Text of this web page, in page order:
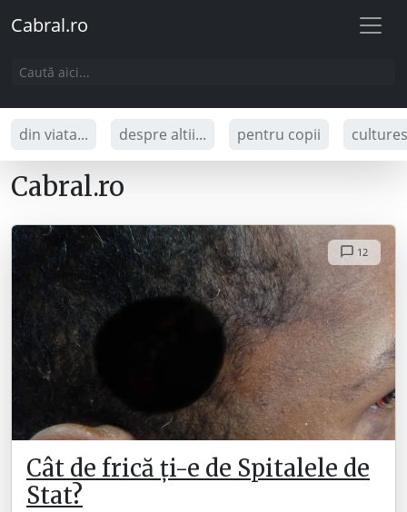
Cabral.ro
din viata... despre altii... pentru copii
Cabral.ro
12
Cât de frică ți-e de Spitalele de
Stat?